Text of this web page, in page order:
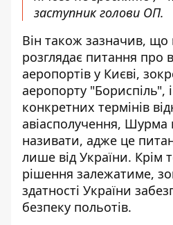
заступник голови ОП.
Він також зазначив, що
розглядає питання про
аеропортів у Києві,
аеропорту "Бориспіль",
конкретних термінів
авіасполучення, Шурма
називати, адже це
лише від України. Крім
рішення залежатиме,
здатності України
безпеку польотів.